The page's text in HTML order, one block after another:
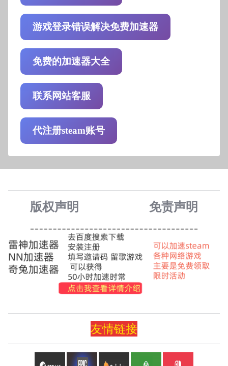
游戏登录错误解决免费加速器
免费的加速器大全
联系网站客服
代注册steam账号
版权声明 免责声明
友情链接